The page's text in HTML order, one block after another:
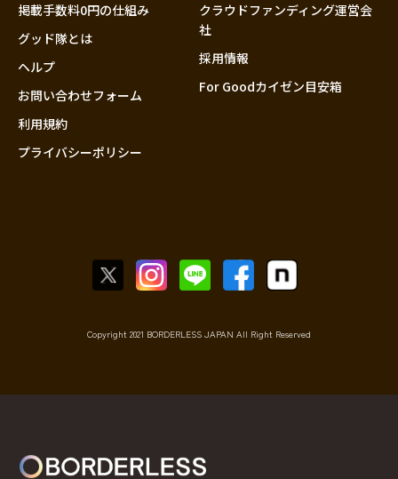
掲載手数料0円の仕組み
グッド隊とは
ヘルプ
お問い合わせフォーム
利用規約
プライバシーポリシー
クラウドファンディング運営会
社
採用情報
For Goodカイゼン目安箱
Copyright 2021 BORDERLESS JAPAN All Right Reserved